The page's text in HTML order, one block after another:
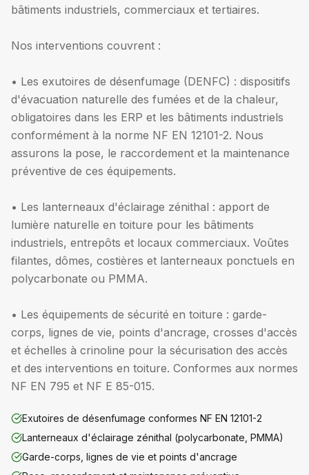
bâtiments industriels, commerciaux et tertiaires.
Nos interventions couvrent :
• Les exutoires de désenfumage (DENFC) : dispositifs
d'évacuation naturelle des fumées et de la chaleur,
obligatoires dans les ERP et les bâtiments industriels
conformément à la norme NF EN 12101-2. Nous
assurons la pose, le raccordement et la maintenance
préventive de ces équipements.
• Les lanterneaux d'éclairage zénithal : apport de
lumière naturelle en toiture pour les bâtiments
industriels, entrepôts et locaux commerciaux. Voûtes
filantes, dômes, costières et lanterneaux ponctuels en
polycarbonate ou PMMA.
• Les équipements de sécurité en toiture : garde-
corps, lignes de vie, points d'ancrage, crosses d'accès
et échelles à crinoline pour la sécurisation des accès
et des interventions en toiture. Conformes aux normes
NF EN 795 et NF E 85-015.
Exutoires de désenfumage conformes NF EN 12101-2
Lanterneaux d'éclairage zénithal (polycarbonate, PMMA)
Garde-corps, lignes de vie et points d'ancrage